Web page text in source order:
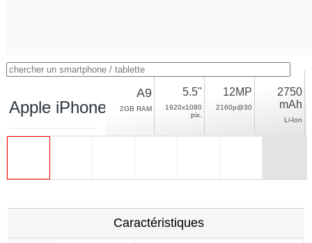
Apple iPhone 6s Plus
A9
2GB RAM
5.5"
1920x1080
pix.
12MP
2160p@30
2750
mAh
Li-Ion
Caractéristiques